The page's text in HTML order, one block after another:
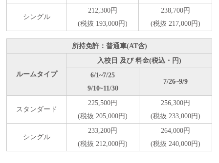
シングル
212,300円
(税抜 193,000円)
238,700円
(税抜 217,000円)
所持免許：普通車(AT含)
ルームタイプ
入校日 及び 料金(税込・円)
6/1~7/25
9/10~11/30
7/26~9/9
スタンダード
225,500円
(税抜 205,000円)
256,300円
(税抜 233,000円)
シングル
233,200円
(税抜 212,000円)
264,000円
(税抜 240,000円)